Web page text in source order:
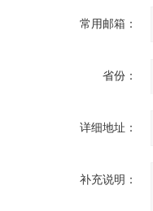
常用邮箱：
省份：
详细地址：
补充说明：